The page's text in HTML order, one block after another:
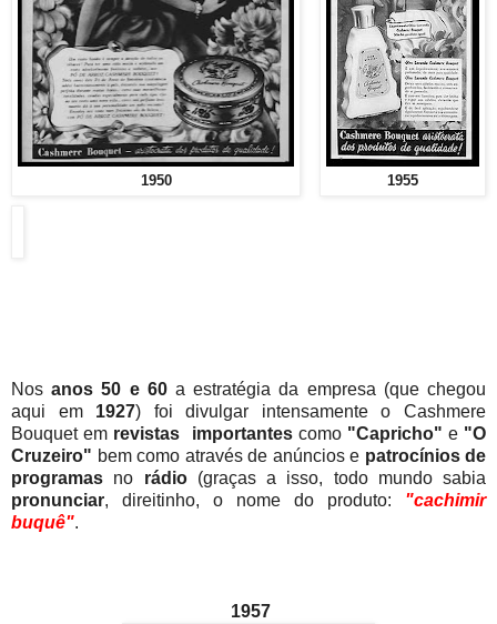
1950 1955
Nosanos 50 e 60a estratégia da empresa (que chegou
aqui em 1927) foi divulgar intensamente o Cashmere
Bouquet em revistas importantescomo"Capricho" e "O
Cruzeiro" bem como através de anúncios e patrocínios de
programas no rádio(graças a isso, todo mundo sabia
pronunciar, direitinho, o nome do produto: "cachimir
buquê".
1957